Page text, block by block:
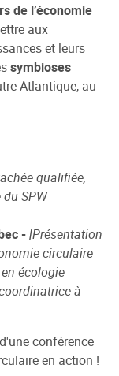
de l’économie
aux
et leurs
symbioses
Atlantique, au
qualifiée,
SPW
-[Présentation
circulaire
écologie
à
conférence
en action !